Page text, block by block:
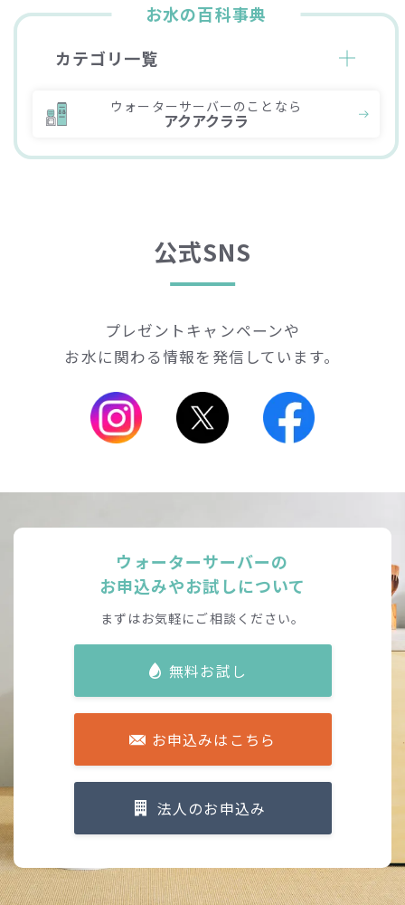
お水の百科事典
カテゴリ一覧
ウォーターサーバーのことなら
アクアクララ
公式SNS
プレゼントキャンペーンや
お水に関わる情報を発信しています。
ウォーターサーバーの
お申込みやお試しについて
まずはお気軽にご相談ください。
無料お試し
お申込みはこちら
法人のお申込み